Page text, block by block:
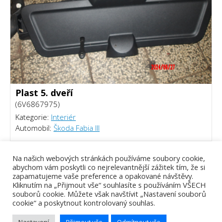
Plast 5. dveří
(6V6867975)
Kategorie: Interiér
Automobil: Škoda Fabia III
300 Kč
Na našich webových stránkách používáme soubory cookie,
abychom vám poskytli co nejrelevantnější zážitek tím, že si
zapamatujeme vaše preference a opakované návštěvy.
Kliknutím na „Přijmout vše“ souhlasíte s používáním VŠECH
souborů cookie. Můžete však navštívit „Nastavení souborů
cookie“ a poskytnout kontrolovaný souhlas.